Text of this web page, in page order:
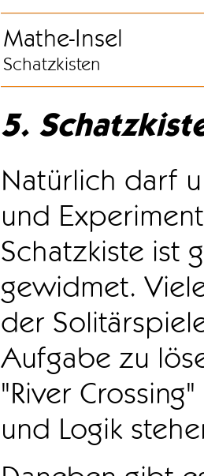
Mathe-Insel
Schatzkisten
5.
Natürlich darf
und
Schatzkiste ist
gewidmet.
der
Aufgabe zu
"River
und Logik